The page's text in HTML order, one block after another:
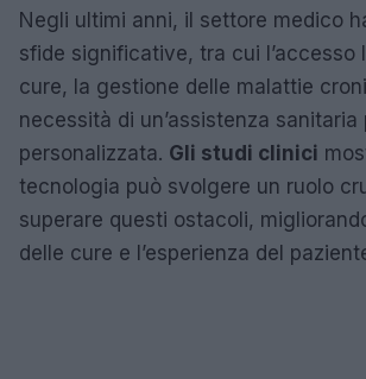
Negli ultimi anni, il settore medico
sfide significative, tra cui l’accesso
cure, la gestione delle malattie
necessità di un’assistenza sanitaria
personalizzata. Gli studi clinici
tecnologia può svolgere un ruolo
superare questi ostacoli,
delle cure e l’esperienza del